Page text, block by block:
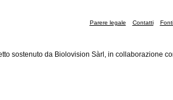
Parere legale Contatti Fonti
sostenuto da Biolovision Sàrl, in collaborazione